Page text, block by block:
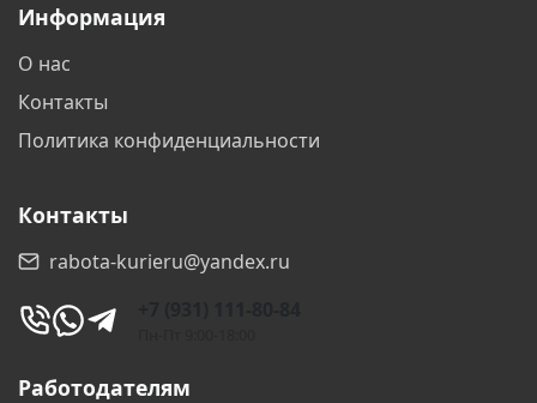
Геленджик
Дзержинский
Екатеринбург
Железнодорожный
Информация
О нас
Контакты
Политика конфиденциальности
Контакты
rabota-kurieru@yandex.ru
Работодателям